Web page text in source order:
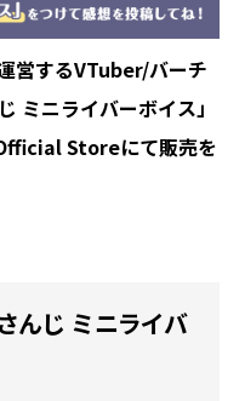
営するVTuber/バーチ
ミニライバーボイス」
Storeにて販売を
んじ ミニライバ